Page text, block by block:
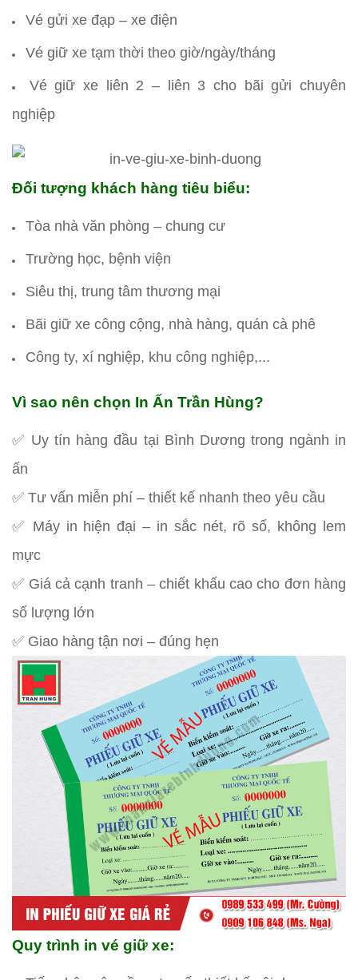
Vé gửi xe đạp – xe điện
Vé giữ xe tạm thời theo giờ/ngày/tháng
Vé giữ xe liên 2 – liên 3 cho bãi gửi chuyên
nghiệp
Đối tượng khách hàng tiêu biểu:
Tòa nhà văn phòng – chung cư
Trường học, bệnh viện
Siêu thị, trung tâm thương mại
Bãi giữ xe công cộng, nhà hàng, quán cà phê
Công ty, xí nghiệp, khu công nghiệp,...
Vì sao nên chọn In Ấn Trần Hùng?
✅ Uy tín hàng đầu tại Bình Dương trong ngành in
ấn
✅ Tư vấn miễn phí – thiết kế nhanh theo yêu cầu
✅ Máy in hiện đại – in sắc nét, rõ số, không lem
mực
✅ Giá cả cạnh tranh – chiết khấu cao cho đơn hàng
số lượng lớn
✅ Giao hàng tận nơi – đúng hẹn
Quy trình in vé giữ xe: